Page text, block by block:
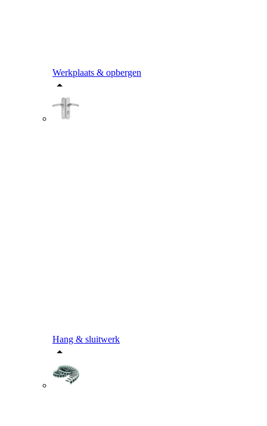
Werkplaats & opbergen
Hang & sluitwerk